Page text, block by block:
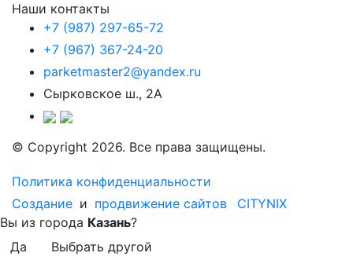
Наши контакты
+7 (987) 297-65-72
+7 (967) 367-24-20
parketmaster2@yandex.ru
Сырковское ш., 2А
© Copyright 2026. Все права защищены.
Политика конфиденциальности
Создание и продвижение сайтов
CITYNIX
Вы из города Казань?
Да
Выбрать другой